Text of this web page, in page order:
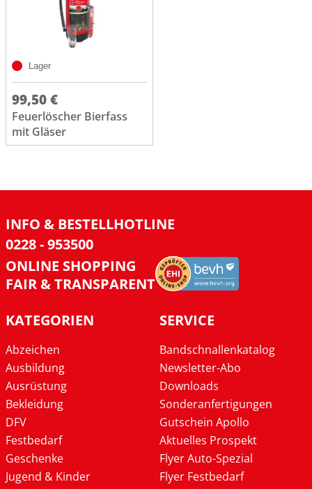
Lager
99,50 €
Feuerlöscher Bierfass
mit Gläser
INFO & BESTELLHOTLINE
0228 - 953500
ONLINE SHOPPING
FAIR & TRANSPARENT
KATEGORIEN
Abzeichen
Ausbildung
Ausrüstung
Bekleidung
DFV
Festbedarf
Geschenke
Jugend & Kinder
SERVICE
Bandschnallenkatalog
Newsletter-Abo
Downloads
Sonderanfertigungen
Gutschein Apollo
Aktuelles Prospekt
Flyer Auto-Spezial
Flyer Festbedarf